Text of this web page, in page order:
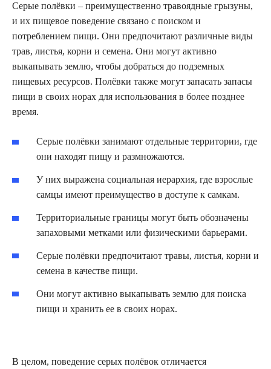
Серые полёвки – преимущественно травоядные грызуны,
и их пищевое поведение связано с поиском и
потреблением пищи. Они предпочитают различные виды
трав, листья, корни и семена. Они могут активно
выкапывать землю, чтобы добраться до подземных
пищевых ресурсов. Полёвки также могут запасать запасы
пищи в своих норах для использования в более позднее
время.
Серые полёвки занимают отдельные территории, где
они находят пищу и размножаются.
У них выражена социальная иерархия, где взрослые
самцы имеют преимущество в доступе к самкам.
Территориальные границы могут быть обозначены
запаховыми метками или физическими барьерами.
Серые полёвки предпочитают травы, листья, корни и
семена в качестве пищи.
Они могут активно выкапывать землю для поиска
пищи и хранить ее в своих норах.
В целом, поведение серых полёвок отличается